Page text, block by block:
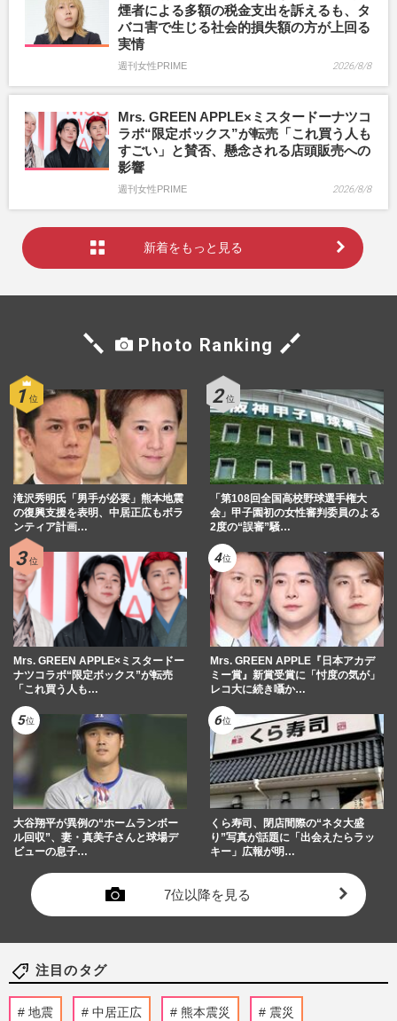
煙者による多額の税金支出を訴えるも、タ
バコ害で生じる社会的損失額の方が上回る
実情
週刊女性PRIME 2026/8/8
Mrs. GREEN APPLE×ミスタードーナツコ
ラボ“限定ボックス”が転売「これ買う人も
すごい」と賛否、懸念される店頭販売への
影響
週刊女性PRIME 2026/8/8
新着をもっと見る
Photo Ranking
滝沢秀明氏「男手が必要」熊本地震
の復興支援を表明、中居正広もボラ
ンティア計画…
「第108回全国高校野球選手権大
会」甲子園初の女性審判委員のよる
2度の“誤審”騒…
Mrs. GREEN APPLE×ミスタードー
ナツコラボ“限定ボックス”が転売
「これ買う人も…
Mrs. GREEN APPLE『日本アカデ
ミー賞』新賞受賞に「忖度の気が」
レコ大に続き囁か…
大谷翔平が異例の“ホームランボー
ル回収”、妻・真美子さんと球場デ
ビューの息子…
くら寿司、閉店間際の“ネタ大盛
り”写真が話題に「出会えたらラッ
キー」広報が明…
7位以降を見る
注目のタグ
地震 中居正広 熊本震災 震災